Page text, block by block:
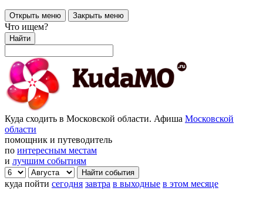
Открыть меню Закрыть меню
Что ищем?
Найти
Куда сходить в Московской области. Афиша Московской
области
помощник и путеводитель
по интересным местам
и лучшим событиям
куда пойти сегодня завтра в выходные в этом месяце